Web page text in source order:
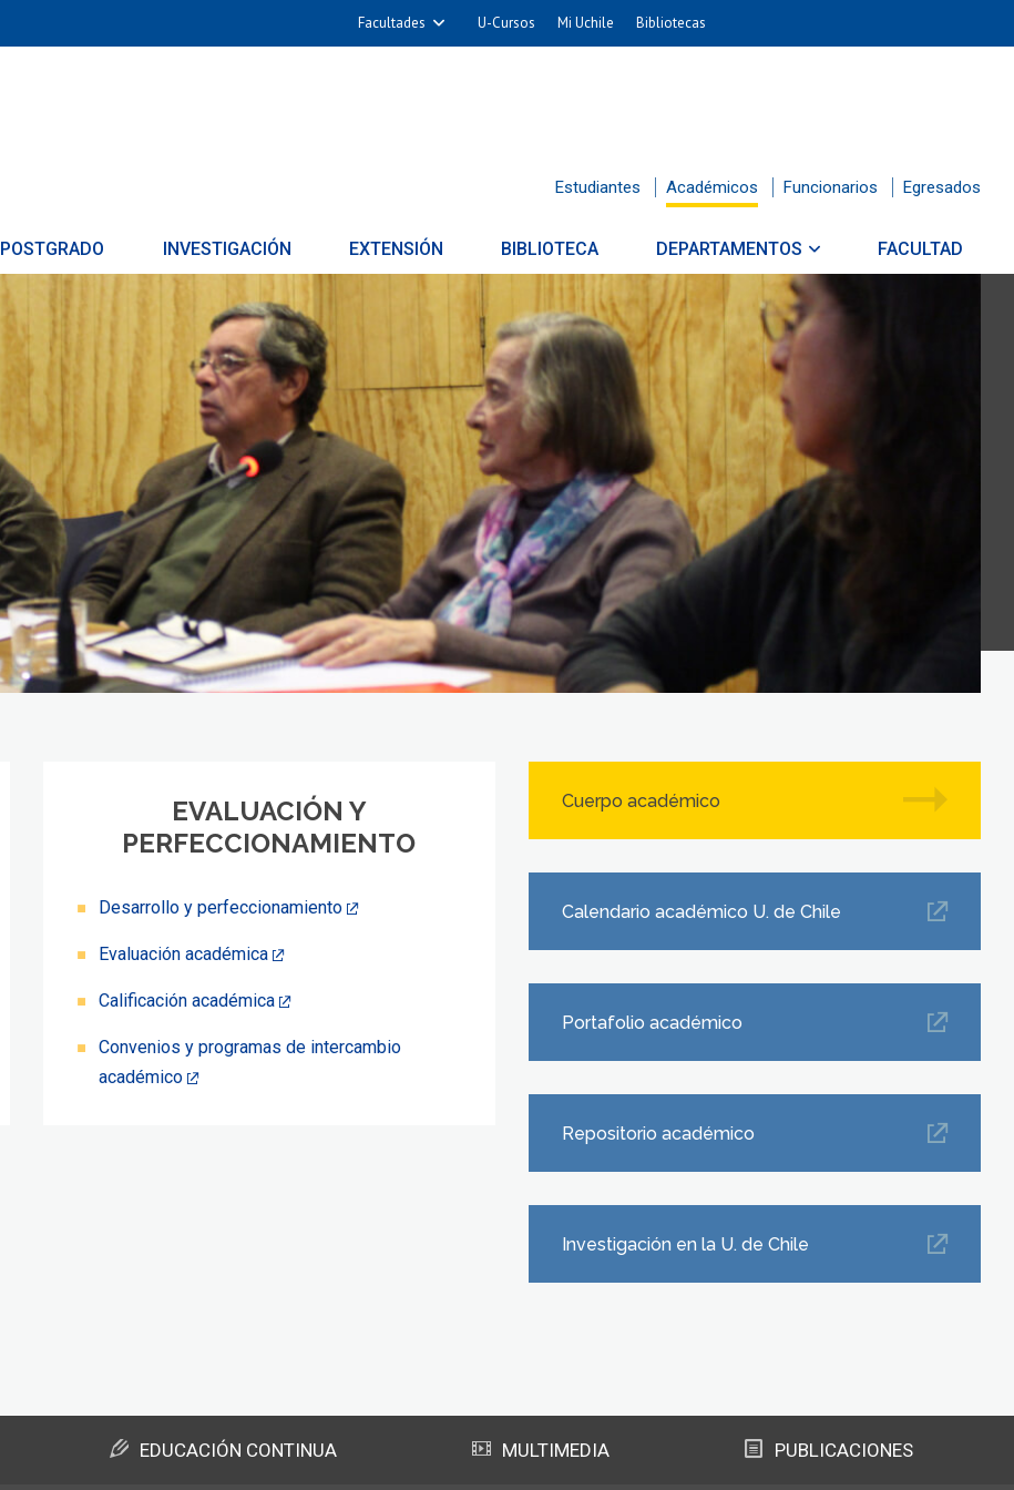
Facultades U-Cursos Mi Uchile Bibliotecas
Estudiantes Académicos Funcionarios Egresados
POSTGRADO INVESTIGACIÓN EXTENSIÓN BIBLIOTECA DEPARTAMENTOS FACULTAD
EVALUACIÓN Y
PERFECCIONAMIENTO
Desarrollo y perfeccionamiento
Evaluación académica
Calificación académica
Convenios y programas de intercambio
académico
Cuerpo académico
Calendario académico U. de Chile
Portafolio académico
Repositorio académico
Investigación en la U. de Chile
EDUCACIÓN CONTINUA MULTIMEDIA PUBLICACIONES